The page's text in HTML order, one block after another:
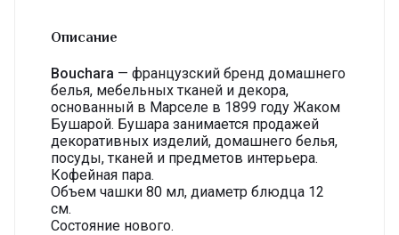
Описание
Bouchara — французский бренд домашнего
белья, мебельных тканей и декора,
основанный в Марселе в 1899 году Жаком
Бушарой. Бушара занимается продажей
декоративных изделий, домашнего белья,
посуды, тканей и предметов интерьера.
Кофейная пара.
Объем чашки 80 мл, диаметр блюдца 12
см.
Состояние нового.